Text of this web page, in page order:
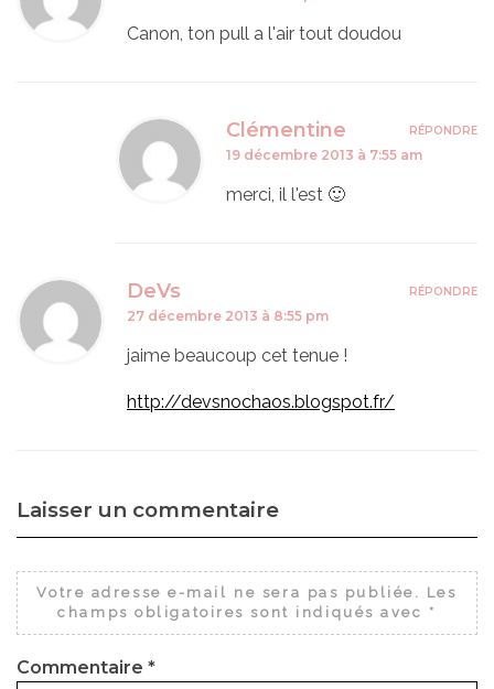
Canon, ton pull a l'air tout doudou
Clémentine
19 décembre 2013 à 7:55 am
merci, il l'est 🙂
RÉPONDRE
DeVs
27 décembre 2013 à 8:55 pm
jaime beaucoup cet tenue !
http://devsnochaos.blogspot.fr/
RÉPONDRE
Laisser un commentaire
Votre adresse e-mail ne sera pas publiée.
Les
champs obligatoires sont indiqués avec *
Commentaire *